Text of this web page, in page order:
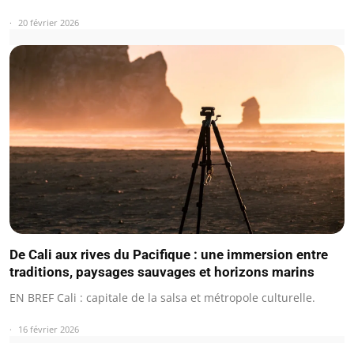
20 février 2026
De Cali aux rives du Pacifique : une immersion entre
traditions, paysages sauvages et horizons marins
EN BREF Cali : capitale de la salsa et métropole culturelle.
16 février 2026